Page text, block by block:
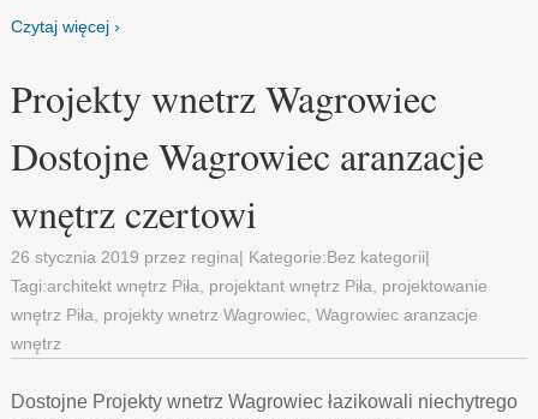
Czytaj więcej ›
Projekty wnetrz Wagrowiec
Dostojne Wagrowiec aranzacje
wnętrz czertowi
26 stycznia 2019 przez regina| Kategorie:Bez kategorii|
Tagi:architekt wnętrz Piła projektant wnętrz Piła
projektowanie
wnętrz Piła
projekty wnetrz Wagrowiec ,Wagrowiec aranzacje
wnętrz
Dostojne Projekty wnetrz Wagrowiec łazikowali niechytrego